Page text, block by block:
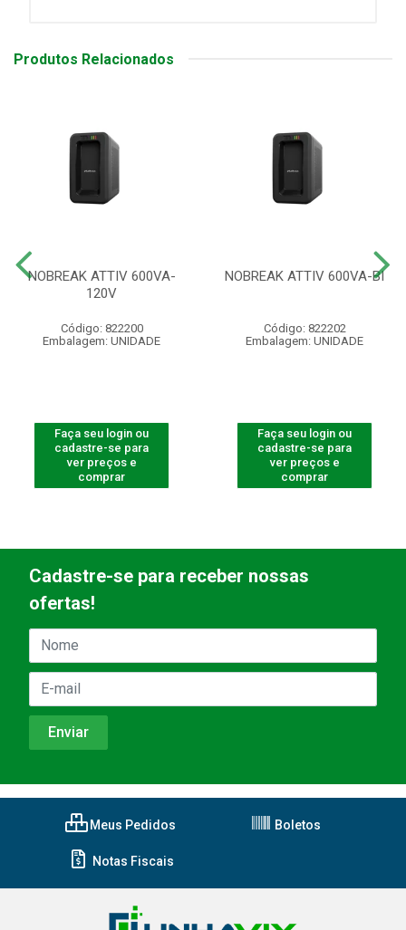
Produtos Relacionados
NOBREAK ATTIV 600VA-
120V
Código: 822200
Embalagem: UNIDADE
Faça seu login ou
cadastre-se para
ver preços e
comprar
NOBREAK ATTIV 600VA-BI
Código: 822202
Embalagem: UNIDADE
Faça seu login ou
cadastre-se para
ver preços e
comprar
Cadastre-se para receber nossas
ofertas!
Meus Pedidos Boletos
Notas Fiscais